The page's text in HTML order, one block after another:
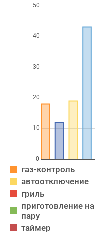
газ-контроль
автоотключение
гриль
приготовление на
пару
таймер